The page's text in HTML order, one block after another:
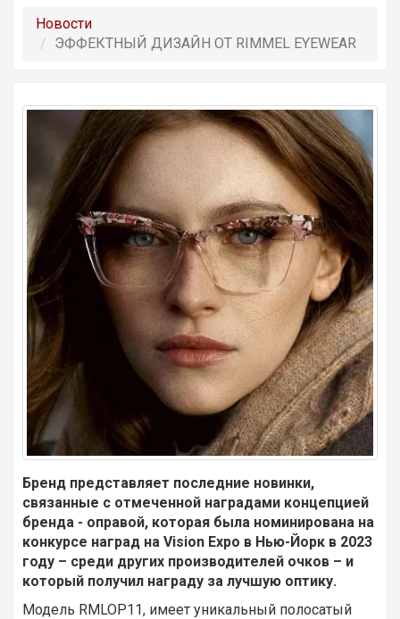
Новости
ЭФФЕКТНЫЙ ДИЗАЙН ОТ RIMMEL EYEWEAR
Бренд представляет последние новинки,
связанные с отмеченной наградами концепцией
бренда - оправой, которая была номинирована на
конкурсе наград на Vision Expo в Нью-Йорк в 2023
году – среди других производителей очков – и
который получил награду за лучшую оптику.
Модель RMLOP11, имеет уникальный полосатый